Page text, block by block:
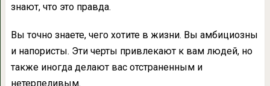
знают, что это правда.
Вы точно знаете, чего хотите в жизни. Вы амбициозны
и напористы. Эти черты привлекают к вам людей, но
также иногда делают вас отстраненным и
нетерпеливым.